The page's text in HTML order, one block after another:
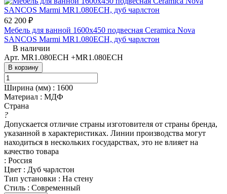
62 200 ₽
Мебель для ванной 1600x450 подвесная Ceramica Nova
SANCOS Marmi MR1.080ECH, дуб чарлстон
В наличии
Арт. MR1.080ECH +MR1.080ECH
В корзину
Ширина (мм) : 1600
Материал : МДФ
Страна
?
Допускается отличие страны изготовителя от страны бренда,
указанной в характеристиках. Линии производства могут
находиться в нескольких государствах, это не влияет на
качество товара
: Россия
Цвет : Дуб чарлстон
Тип установки : На стену
Стиль : Современный